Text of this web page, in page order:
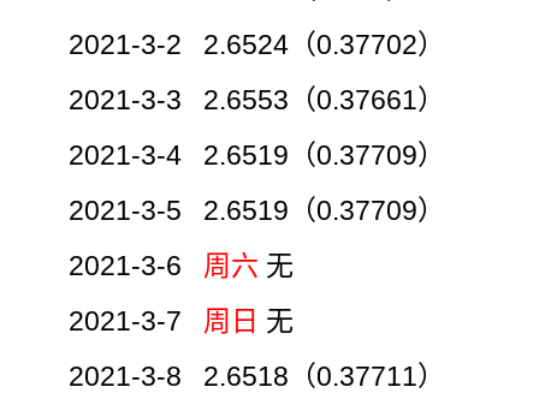
2021-3-2 2.6524（0.37702）
2021-3-3 2.6553（0.37661）
2021-3-4 2.6519（0.37709）
2021-3-5 2.6519（0.37709）
2021-3-6 周六 无
2021-3-7 周日 无
2021-3-8 2.6518（0.37711）